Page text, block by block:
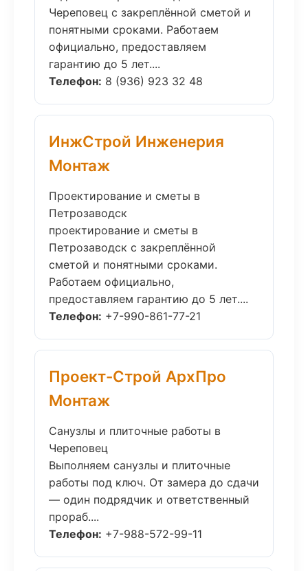
Череповец с закреплённой сметой и
понятными сроками. Работаем
официально, предоставляем
гарантию до 5 лет....
Телефон: 8 (936) 923 32 48
ИнжСтрой Инженерия
Монтаж
Проектирование и сметы в
Петрозаводск
проектирование и сметы в
Петрозаводск с закреплённой
сметой и понятными сроками.
Работаем официально,
предоставляем гарантию до 5 лет....
Телефон: +7-990-861-77-21
Проект-Строй АрхПро
Монтаж
Санузлы и плиточные работы в
Череповец
Выполняем санузлы и плиточные
работы под ключ. От замера до сдачи
— один подрядчик и ответственный
прораб....
Телефон: +7-988-572-99-11